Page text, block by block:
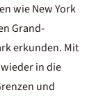
wie New York
Grand-
erkunden. Mit
in die
und